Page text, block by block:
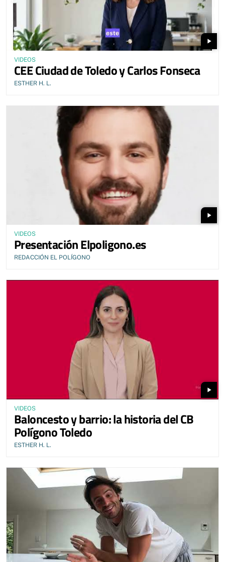
play_arrow
VIDEOS
CEE Ciudad de Toledo y Carlos Fonseca
ESTHER H. L.
play_arrow
VIDEOS
Presentación Elpoligono.es
REDACCIÓN EL POLÍGONO
play_arrow
VIDEOS
Baloncesto y barrio: la historia del CB
Polígono Toledo
ESTHER H. L.